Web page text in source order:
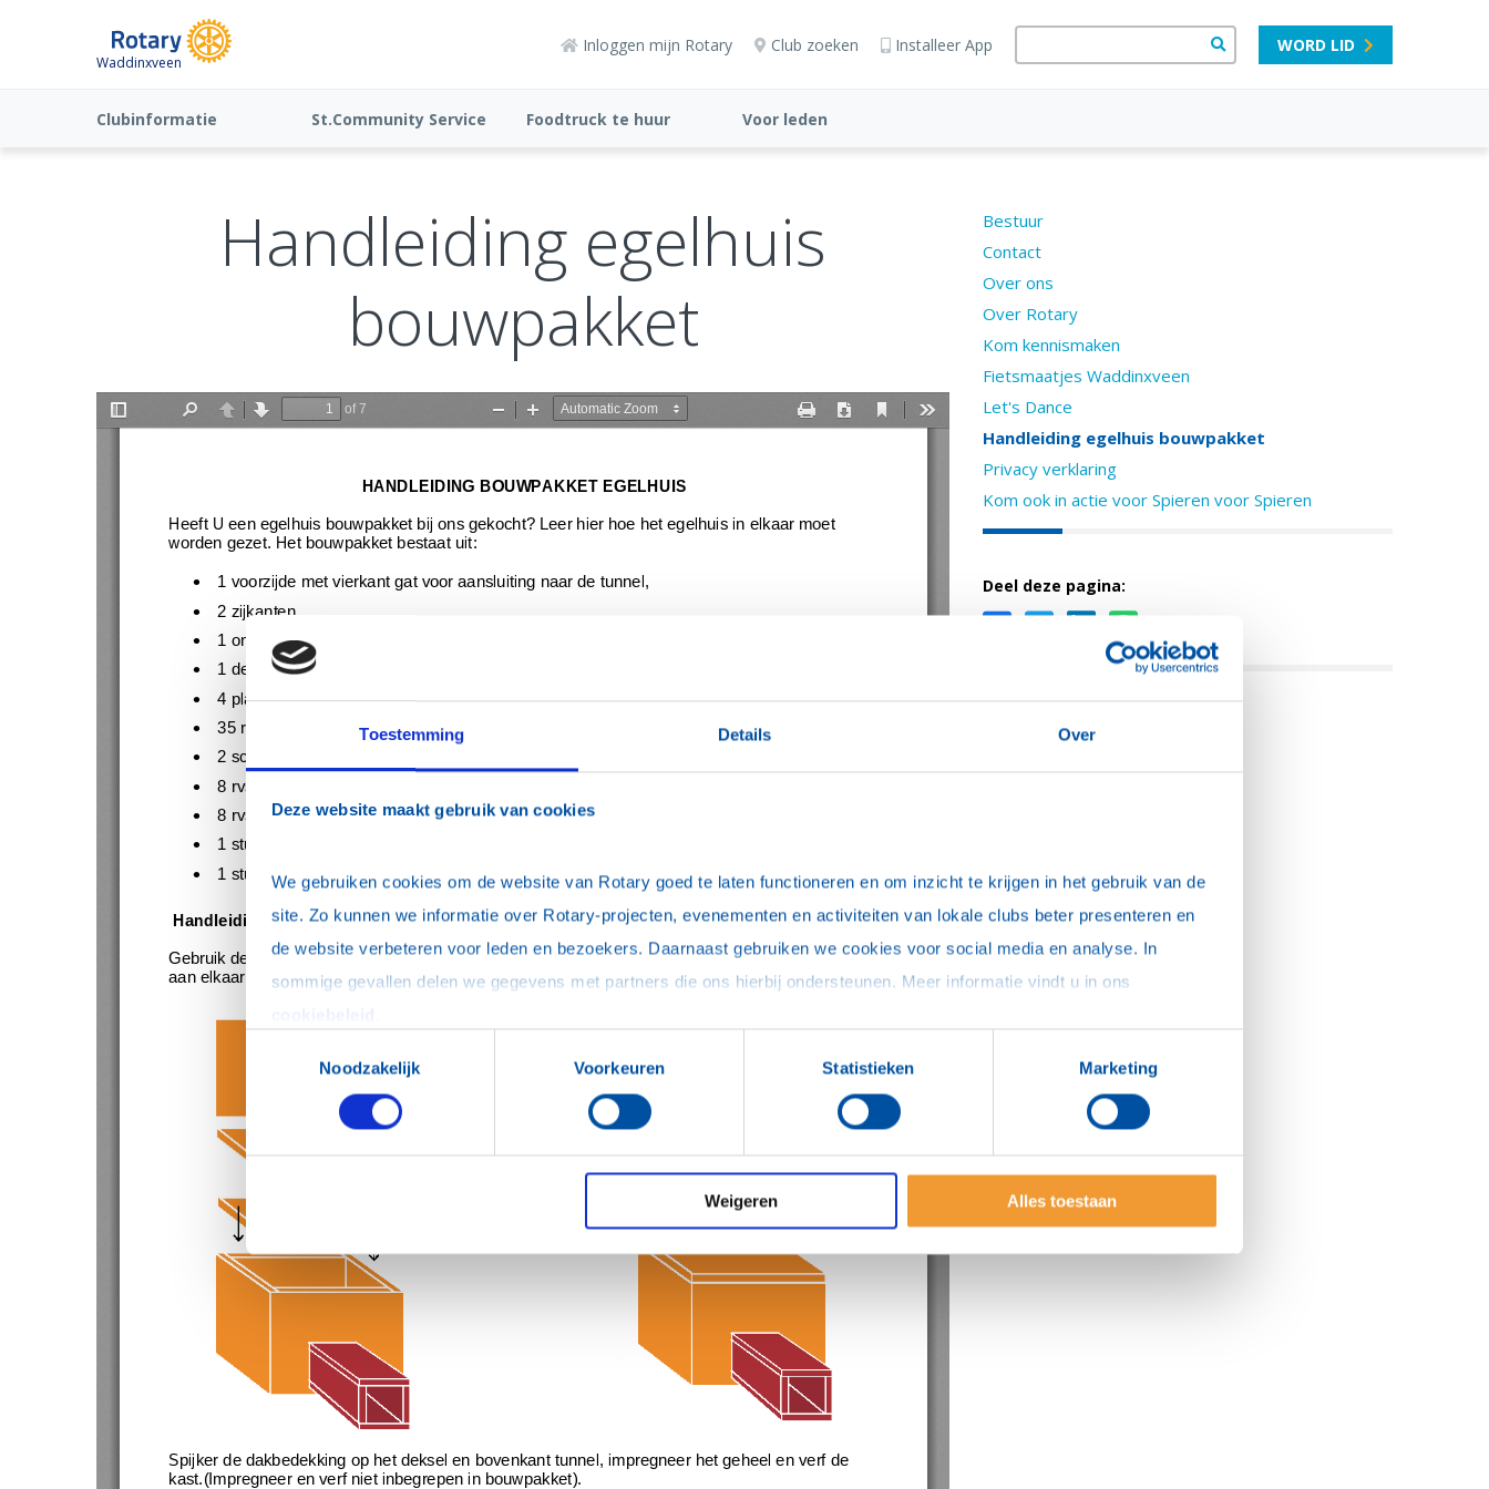
Toestemming Details Over
Deze website maakt gebruik van cookies
We gebruiken cookies om de website van Rotary goed te laten functioneren en om inzicht te krijgen in het gebruik van de
site. Zo kunnen we informatie over Rotary-projecten, evenementen en activiteiten van lokale clubs beter presenteren en
de website verbeteren voor leden en bezoekers. Daarnaast gebruiken we cookies voor social media en analyse. In
Noodzakelijk
Voorkeuren Statistieken Marketing
Weigeren Alles toestaan
Waddinxveen
Inloggen mijn Rotary Club zoeken Installeer App WORD LID
Clubinformatie
St.Community Service
Foodtruck te huur Voor leden
Handleiding egelhuis
bouwpakket
Bestuur
Contact
Over ons
Over Rotary
Kom kennismaken
Fietsmaatjes Waddinxveen
Let's Dance
Handleiding egelhuis bouwpakket
Privacy verklaring
Kom ook in actie voor Spieren voor Spieren
Deel deze pagina: